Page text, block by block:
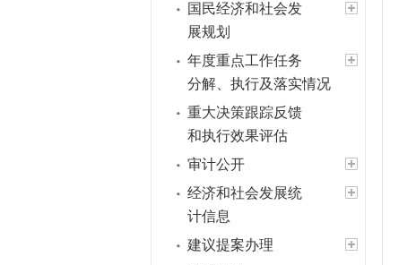
国民经济和社会发
展规划
年度重点工作任务
分解、执行及落实情况
重大决策跟踪反馈
和执行效果评估
审计公开
经济和社会发展统
计信息
建议提案办理